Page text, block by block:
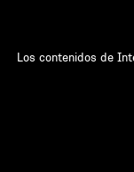
Los contenidos de